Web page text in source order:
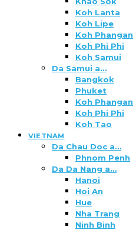
Koh Lanta
Koh Lipe
Koh Phangan
Koh Phi Phi
Koh Samui
Da Samui a…
Bangkok
Phuket
Koh Phangan
Koh Phi Phi
Koh Tao
VIETNAM
Da Chau Doc a…
Phnom Penh
Da Da Nang a…
Hanoi
Hoi An
Hue
Nha Trang
Ninh Binh